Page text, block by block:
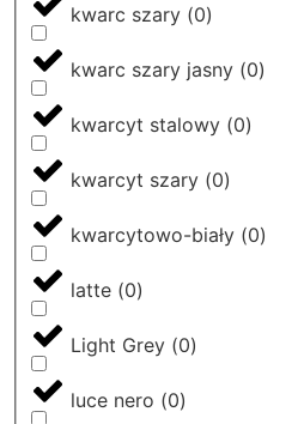
kwarc szary (0)
kwarc szary jasny (0)
kwarcyt stalowy (0)
kwarcyt szary (0)
kwarcytowo-biały (0)
latte (0)
Light Grey (0)
luce nero (0)